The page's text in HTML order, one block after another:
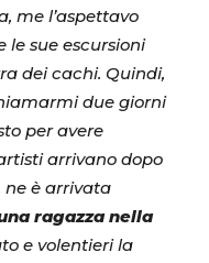
me l’aspettavo
le sue escursioni
dei cachi. Quindi,
due giorni
per avere
arrivano dopo
ne è arrivata
ragazza nella
e volentieri la